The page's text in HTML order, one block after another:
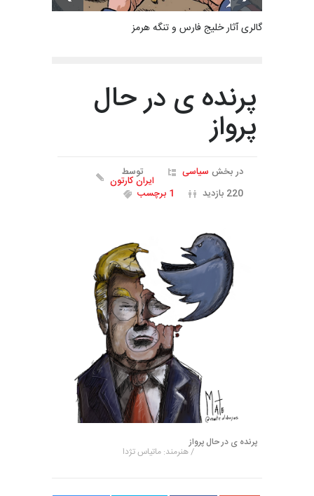
گالری آثار خلیج فارس و تنگه هرمز
پرنده ی در حال
پرواز
در بخش سیاسی توسط
ایران کارتون
220 بازدید
1 برچسب
پرنده ی در حال پرواز
/ هنرمند: ماتیاس تژدا